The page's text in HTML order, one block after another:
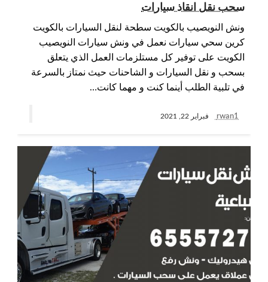
سحب نقل انقاذ سيارات
ونش النويصيب بالكويت سطحة لنقل السيارات بالكويت
كرين سحي سيارات نعمل في ونش سيارات النويصيب
الكويت على توفير كل مستلزمات العمل الذي يتعلق
بسحب و نقل السيارات و الشاحنات حيث نمتاز بالسرعة
في تلبية الطلب أينما كنت و مهما كانت…
rwan1 فبراير 22, 2021